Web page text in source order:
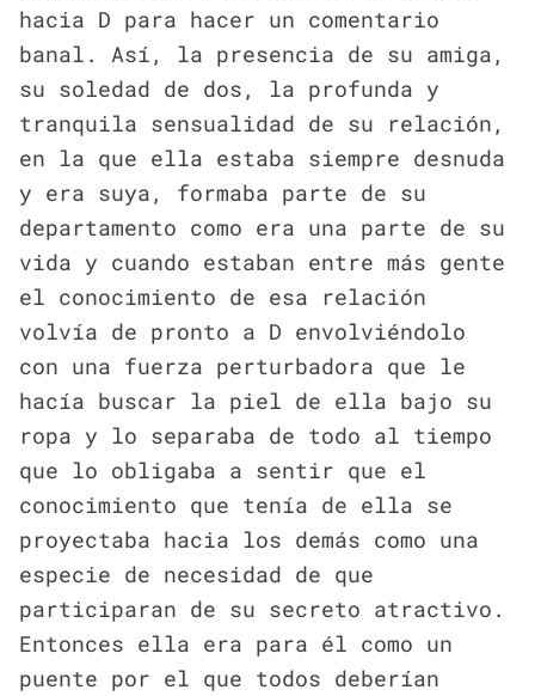
hacia D para hacer un comentario
banal. Así, la presencia de su amiga,
su soledad de dos, la profunda y
tranquila sensualidad de su relación,
en la que ella estaba siempre desnuda
y era suya, formaba parte de su
departamento como era una parte de su
vida y cuando estaban entre más gente
el conocimiento de esa relación
volvía de pronto a D envolviéndolo
con una fuerza perturbadora que le
hacía buscar la piel de ella bajo su
ropa y lo separaba de todo al tiempo
que lo obligaba a sentir que el
conocimiento que tenía de ella se
proyectaba hacia los demás como una
especie de necesidad de que
participaran de su secreto atractivo.
Entonces ella era para él como un
puente por el que todos deberían